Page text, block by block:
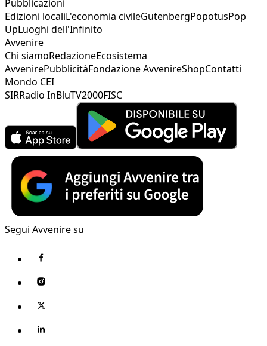
Pubblicazioni
Edizioni localiL'economia civileGutenbergPopotusPop
UpLuoghi dell'Infinito
Avvenire
Chi siamoRedazioneEcosistema
AvvenirePubblicitàFondazione AvvenireShopContatti
Mondo CEI
SIRRadio InBluTV2000FISC
Segui Avvenire su